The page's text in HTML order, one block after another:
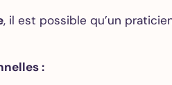
, il est possible qu’un
: